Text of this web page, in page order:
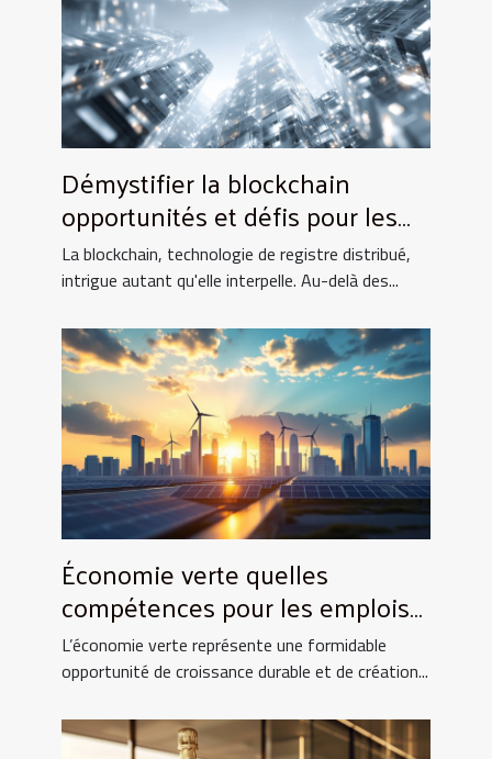
Démystifier la blockchain
opportunités et défis pour les
institutions financières
traditionnelles
La blockchain, technologie de registre distribué,
intrigue autant qu'elle interpelle. Au-delà des...
Économie verte quelles
compétences pour les emplois
de demain
L’économie verte représente une formidable
opportunité de croissance durable et de création...